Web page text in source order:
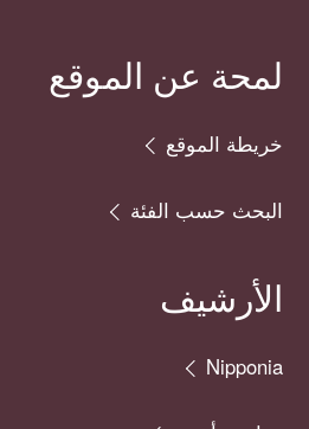
لمحة عن الموقع
خريطة الموقع
البحث حسب الفئة
الأرشيف
Nipponia